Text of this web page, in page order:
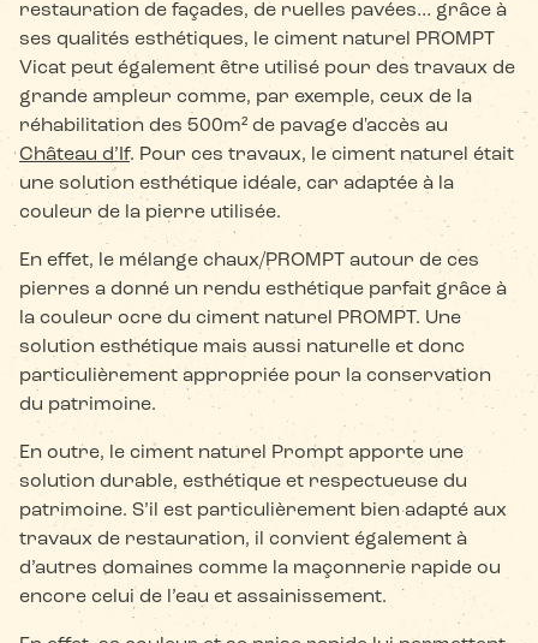
restauration de façades, de ruelles pavées… grâce à
ses qualités esthétiques, le ciment naturel PROMPT
Vicat peut également être utilisé pour des travaux de
grande ampleur comme, par exemple, ceux de la
réhabilitation des 500m² de pavage d'accès au
Château d’If. Pour ces travaux, le ciment naturel était
une solution esthétique idéale, car adaptée à la
couleur de la pierre utilisée.
En effet, le mélange chaux/PROMPT autour de ces
pierres a donné un rendu esthétique parfait grâce à
la couleur ocre du ciment naturel PROMPT. Une
solution esthétique mais aussi naturelle et donc
particulièrement appropriée pour la conservation
du patrimoine.
En outre, le ciment naturel Prompt apporte une
solution durable, esthétique et respectueuse du
patrimoine. S’il est particulièrement bien adapté aux
travaux de restauration, il convient également à
d’autres domaines comme la maçonnerie rapide ou
encore celui de l’eau et assainissement.